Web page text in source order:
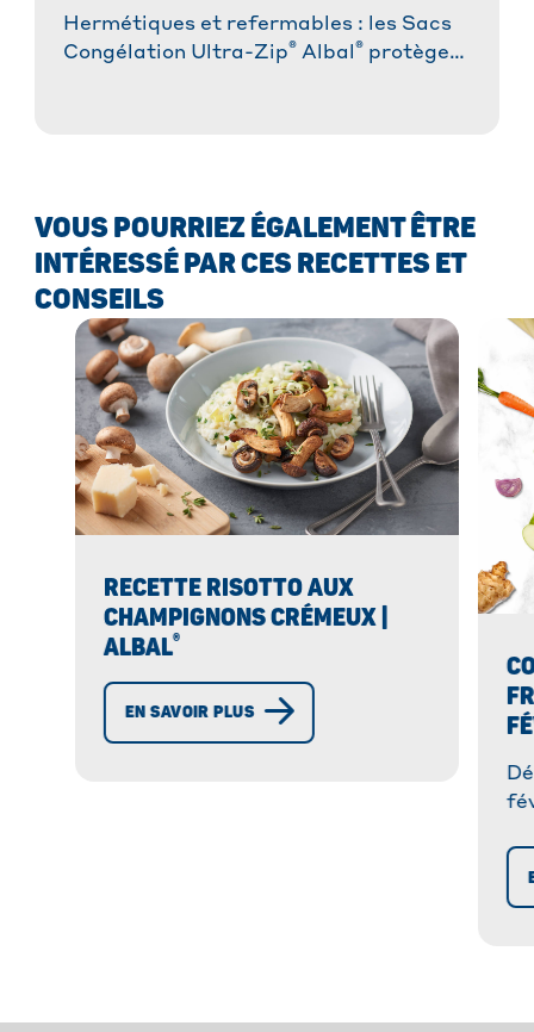
Hermétiques et refermables : les Sacs
Congélation Ultra-Zip® Albal® protègent
VOUS POURRIEZ ÉGALEMENT ÊTRE
INTÉRESSÉ PAR CES RECETTES ET
CONSEILS
RECETTE RISOTTO AUX
CHAMPIGNONS CRÉMEUX |
ALBAL®
EN SAVOIR PLUS